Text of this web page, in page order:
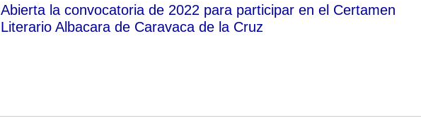
Abierta la convocatoria de 2022 para participar en el Certamen
Literario Albacara de Caravaca de la Cruz